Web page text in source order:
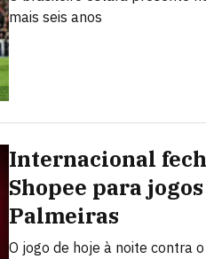
mais seis anos
Internacional
Shopee para
Palmeiras
O jogo de hoje à noite contra